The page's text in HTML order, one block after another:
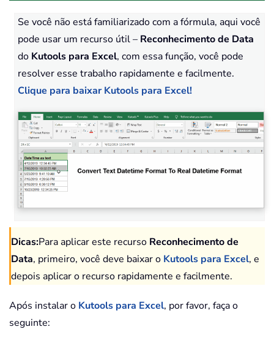
Se você não está familiarizado com a fórmula, aqui você
pode usar um recurso útil – Reconhecimento de Data
do Kutools para Excel, com essa função, você pode
resolver esse trabalho rapidamente e facilmente.
Clique para baixar Kutools para Excel!
Dicas:Para aplicar este recurso Reconhecimento de
Data, primeiro, você deve baixar o Kutools para Excel, e
depois aplicar o recurso rapidamente e facilmente.
Após instalar o Kutools para Excel, por favor, faça o
seguinte: